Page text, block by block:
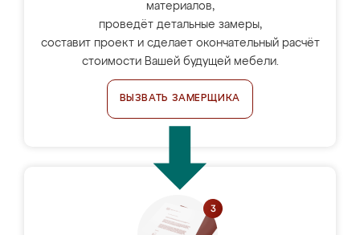
материалов,
проведёт детальные замеры,
составит проект и сделает окончательный расчёт
стоимости Вашей будущей мебели.
ВЫЗВАТЬ ЗАМЕРЩИКА